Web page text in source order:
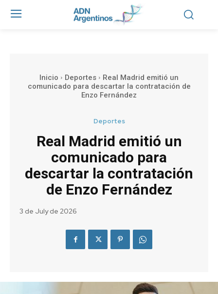
Inicio Deportes
Real Madrid emitió un
comunicado para descartar la contratación de
Enzo Fernández
Deportes
Real Madrid emitió un
comunicado para
descartar la contratación
de Enzo Fernández
3 de July de 2026